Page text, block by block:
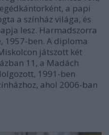
a papi
a színház világa, és
lesz. Harmadszorra
1957-ben. A diploma
játszott két
11, a Madách
1991-ben
ahol 2006-ban